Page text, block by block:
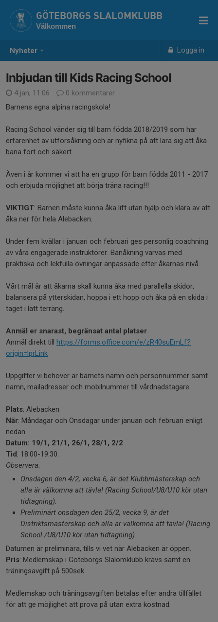
Nyheter Logga in
GÖTEBORGS SLALOMKLUBB
Välkommen
Inbjudan till Kids Racing School
4 jan, 11:06
0 kommentarer
Barnens egna alpina racingskola!
Racing School vänder sig till barn födda 2018/2019 som har
erfarenhet av utförsåkning och är nyfikna på att lära sig att åka
bana fort och säkert.
Även i år kommer vi att ha en grupp för barn födda 2011 - 2017
och erbjuda möjlighet att börja träna racing!!!
VIKTIGT: Barnen måste kunna åka lift utan hjälp och klara av att
åka ner för hela Alebacken.
Under fem kvällar i januari och februari ges personlig coachning
av våra engagerade instruktörer. Banåkning varvas med
praktiska och lekfulla övningar anpassade efter åkarnas nivå.
Vårt mål är att åkarna skall kunna åka med parallella skidor,
balansera på ytterskidan, hoppa i ett hopp och åka på en skida i
taget i lätt terräng.
Anmäl er snarast, begränsat antal platser
Anmäl direkt till https://forms.office.com/e/zR40suEmLf?
origin=lprLink
Uppgifter vi behöver är barnets namn och personnummer samt
namn, mailadresser och mobilnummer till vårdnadstagare.
Plats: Alebacken
När: Måndagar och Onsdagar under januari och februari enligt
nedan.
Datum: 19/1, 21/1, 26/1, 28/1, 2/2
Tid: 18:00-19:30.
Observera:
Onsdagen den 4/2, vecka 6, är det Klubbmästerskap och
alla är välkomna att tävla! (Racing School/U8/U10 kör utan
tidtagning).
Preliminärt onsdagen den 25/2, vecka 9, är det
Distriktsmästerskap och alla är välkomna att tävla! (Racing
School /U8/U10 kör utan tidtagning).
Datumen är preliminära, tills vi vet när Alebacken är öppen.
Pris: Medlemskap i Göteborgs Slalomklubb krävs samt en
träningsavgift på 500sek.
Medlemskap och träningsavgiften betalas efter andra tillfället
för att ge möjlighet att prova på utan extra kostnad.